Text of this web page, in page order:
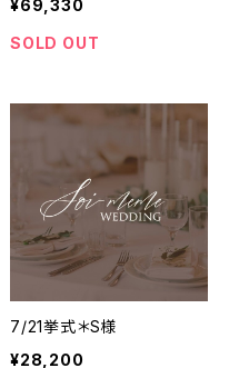
¥69,330
SOLD OUT
7/21挙式＊S様
¥28,200